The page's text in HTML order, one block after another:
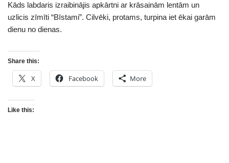
Kāds labdaris izraibinājis apkārtni ar krāsainām lentām un
uzlicis zīmīti “Bīstami”. Cilvēki, protams, turpina iet ēkai garām
dienu no dienas.
Share this:
X Facebook More
Like this: